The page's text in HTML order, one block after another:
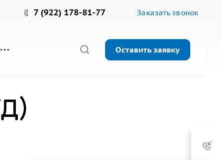
7 (922) 178-81-77 Заказать звонок
Оставить заявку